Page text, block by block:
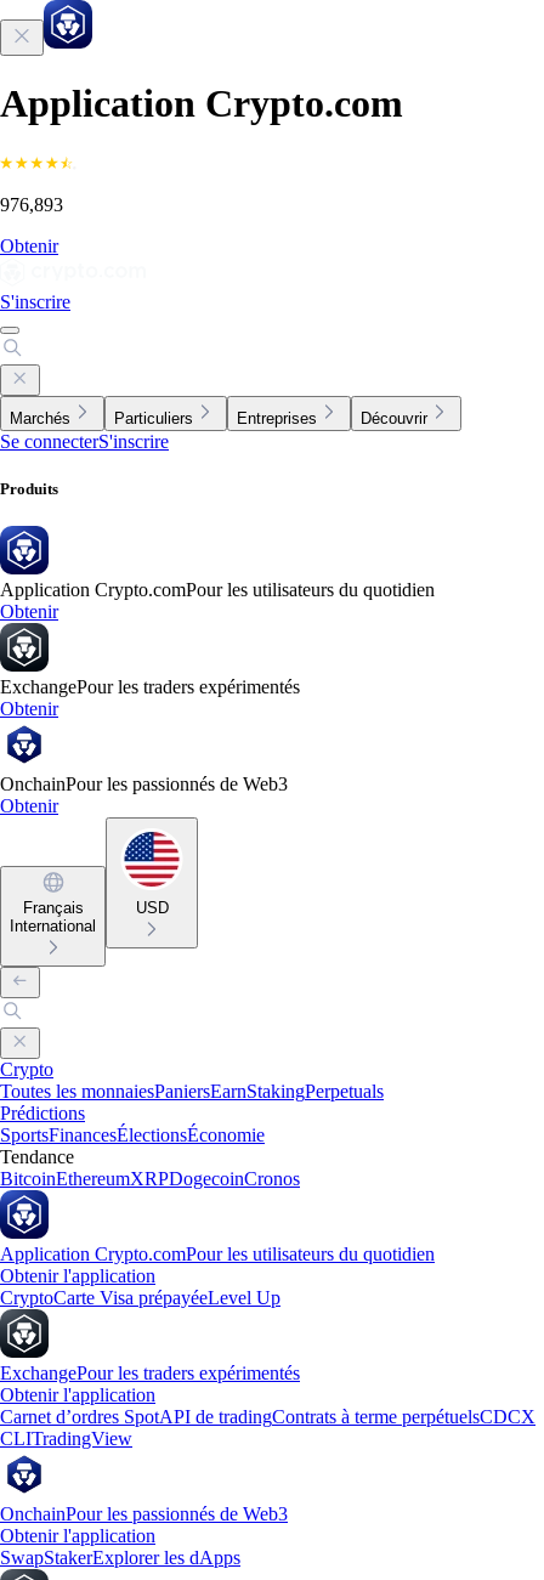
Application Crypto.com
976,893
Obtenir
S'inscrire
Marchés Particuliers Entreprises Découvrir
Se connecterS'inscrire
Produits
Application Crypto.comPour les utilisateurs du quotidien
Obtenir
ExchangePour les traders expérimentés
Obtenir
OnchainPour les passionnés de Web3
Obtenir
Français
International
USD
Crypto
Toutes les monnaiesPaniersEarnStakingPerpetuals
Prédictions
SportsFinancesÉlectionsÉconomie
Tendance
BitcoinEthereumXRPDogecoinCronos
Application Crypto.comPour les utilisateurs du quotidien
Obtenir l'application
CryptoCarte Visa prépayéeLevel Up
ExchangePour les traders expérimentés
Obtenir l'application
Carnet d’ordres SpotAPI de tradingContrats à terme perpétuelsCDCX
CLITradingView
OnchainPour les passionnés de Web3
Obtenir l'application
SwapStakerExplorer les dApps